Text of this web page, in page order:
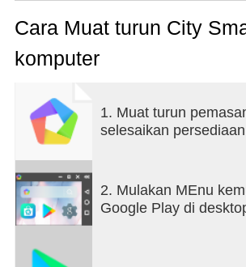
trail of devastation in your wake!
Cara Muat turun City
komputer
1. Muat turun
selesaikan persediaan
2. Mulakan MEnu
Google Play di